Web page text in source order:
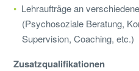
Lehraufträge an
(Psychosoziale Beratung,
Supervision, Coaching, etc.)
Zusatzqualifikationen